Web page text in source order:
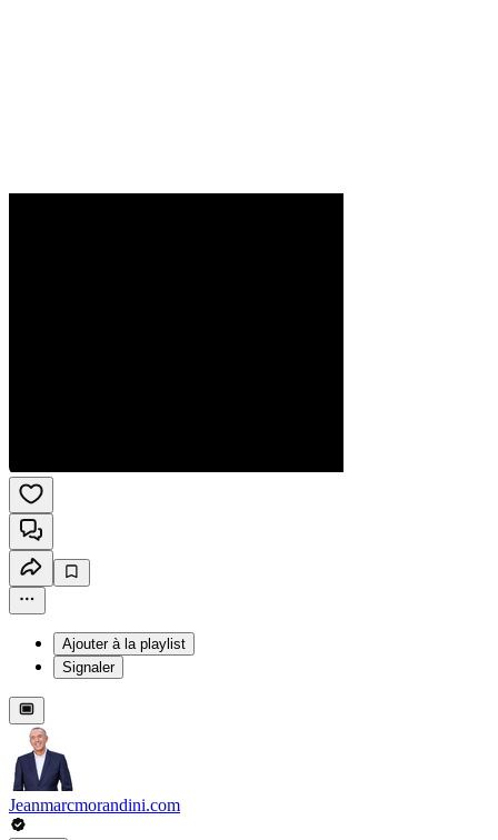
Ajouter à la playlist
Signaler
Jeanmarcmorandini.com